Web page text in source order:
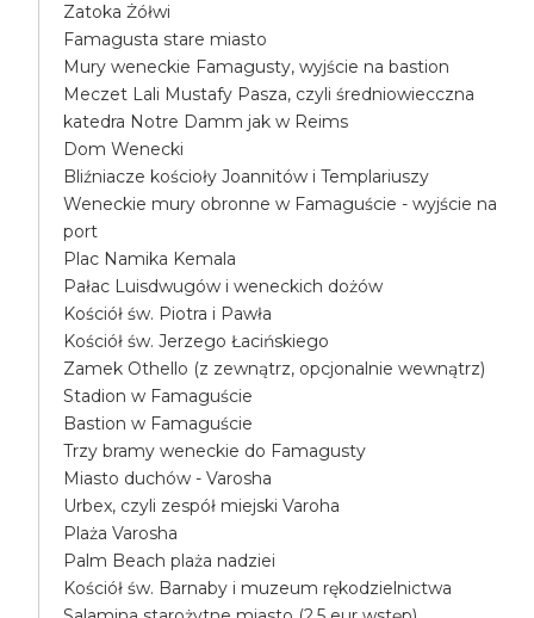
Zatoka Żółwi
Famagusta stare miasto
Mury weneckie Famagusty, wyjście na bastion
Meczet Lali Mustafy Pasza, czyli średniowiecczna
katedra Notre Damm jak w Reims
Dom Wenecki
Bliźniacze kościoły Joannitów i Templariuszy
Weneckie mury obronne w Famaguście - wyjście na
port
Plac Namika Kemala
Pałac Luisdwugów i weneckich dożów
Kościół św. Piotra i Pawła
Kościół św. Jerzego Łacińskiego
Zamek Othello (z zewnątrz, opcjonalnie wewnątrz)
Stadion w Famaguście
Bastion w Famaguście
Trzy bramy weneckie do Famagusty
Miasto duchów - Varosha
Urbex, czyli zespół miejski Varoha
Plaża Varosha
Palm Beach plaża nadziei
Kościół św. Barnaby i muzeum rękodzielnictwa